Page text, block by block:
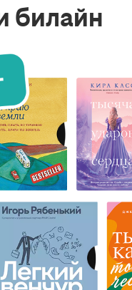
билайн